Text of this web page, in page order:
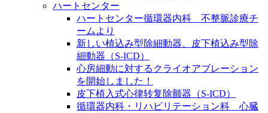
ハートセンター
ハートセンター循環器内科 不整脈診療チ
ームより
新しい植込み型除細動器、皮下植込み型除
細動器（S-ICD）
心房細動に対するクライオアブレーション
を開始しました！
皮下植入式心律转复除颤器（S-ICD）
循環器内科・リハビリテーション科 心臓